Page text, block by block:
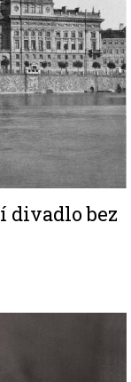
divadlo bez